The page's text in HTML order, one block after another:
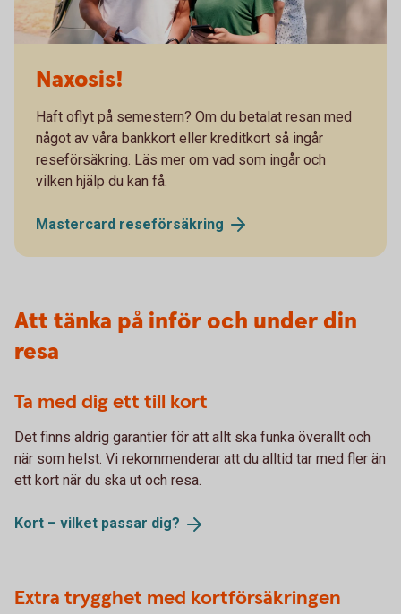
Naxosis!
Haft oflyt på semestern? Om du betalat resan med
något av våra bankkort eller kreditkort så ingår
reseförsäkring. Läs mer om vad som ingår och
vilken hjälp du kan få.
Mastercard reseförsäkring
Att tänka på inför och under din
resa
Ta med dig ett till kort
Det finns aldrig garantier för att allt ska funka överallt och
när som helst. Vi rekommenderar att du alltid tar med fler än
ett kort när du ska ut och resa.
Kort – vilket passar dig?
Extra trygghet med kortförsäkringen